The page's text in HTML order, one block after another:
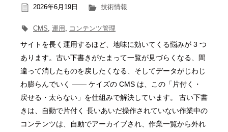
2026年6月19日 技術情報
CMS 運用 コンテンツ管理
サイトを長く運用するほど、地味に効いてくる悩みが 3 つ
あります。古い下書きがたまって一覧が見づらくなる、間
違って消したものを戻したくなる、そしてデータがじわじ
わ膨らんでいく ―― ケイズの CMS は、この「片付く・
戻せる・太らない」を仕組みで解決しています。 古い下書
きは、自動で片付く 長いあいだ操作されていない作業中の
コンテンツは、自動でアーカイブされ、作業一覧から外れ